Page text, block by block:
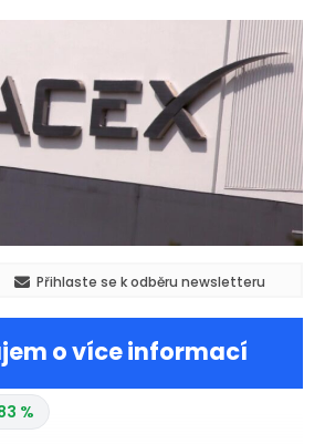
Přihlaste se k odběru newsletteru
o více informací
%